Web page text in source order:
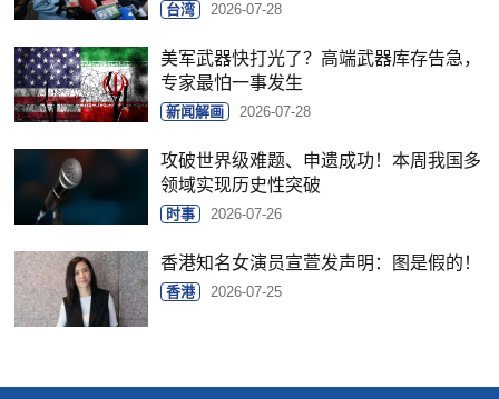
台湾 2026-07-28
美军武器快打光了？高端武器库存告急，
专家最怕一事发生
新闻解画 2026-07-28
攻破世界级难题、申遗成功！本周我国多
领域实现历史性突破
时事 2026-07-26
香港知名女演员宣萱发声明：图是假的！
香港 2026-07-25